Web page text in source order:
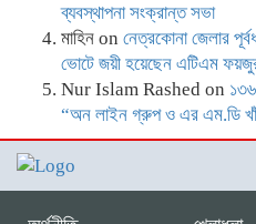
ব্যবস্থাপনা সংক্রান্ত সভা
মাহিন on নেত্রকোনা জেলার
ভোটে জয়ী হয়েছেন এটিএম
Nur Islam Rashed on
“অন লাইন গ্রুপ ও এর এম.ডি